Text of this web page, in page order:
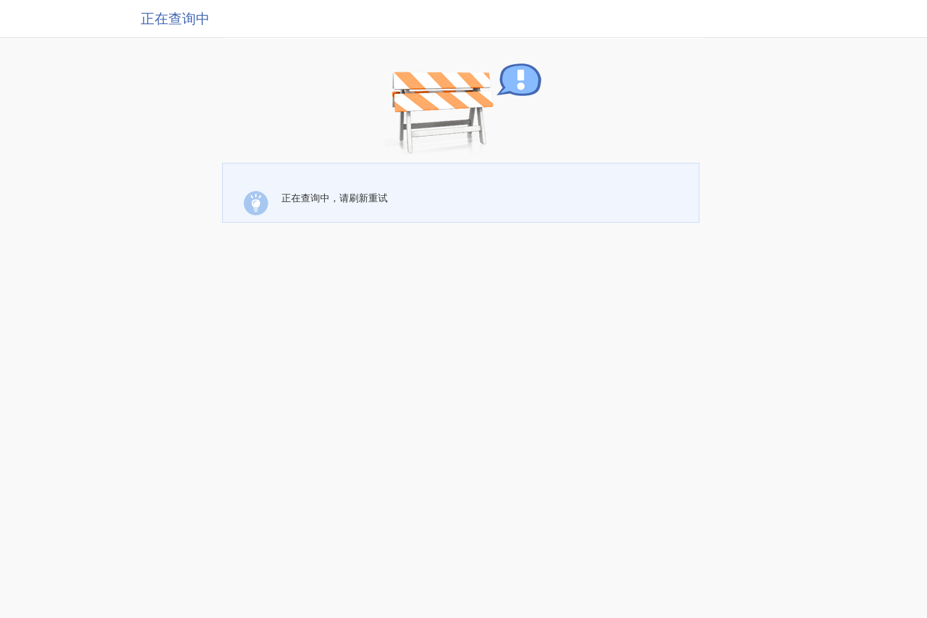
正在查询中
正在查询中，请刷新重试